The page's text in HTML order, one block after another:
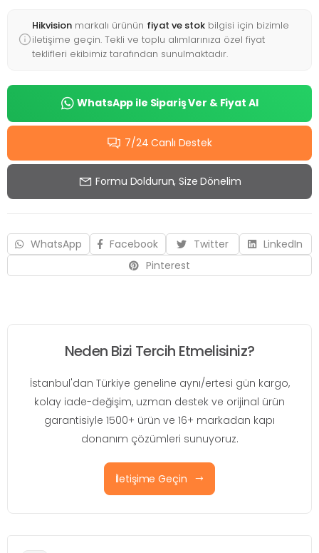
Hikvision markalı ürünün fiyat ve stok bilgisi için bizimle
iletişime geçin. Tekli ve toplu alımlarınıza özel fiyat
teklifleri ekibimiz tarafından sunulmaktadır.
WhatsApp ile Sipariş Ver & Fiyat Al
7/24 Canlı Destek
Formu Doldurun, Size Dönelim
WhatsApp Facebook Twitter
LinkedIn
Pinterest
Neden Bizi Tercih Etmelisiniz?
İstanbul'dan Türkiye geneline aynı/ertesi gün kargo,
kolay iade-değişim, uzman destek ve orijinal ürün
garantisiyle 1500+ ürün ve 16+ markadan kapı
donanım çözümleri sunuyoruz.
İletişime Geçin